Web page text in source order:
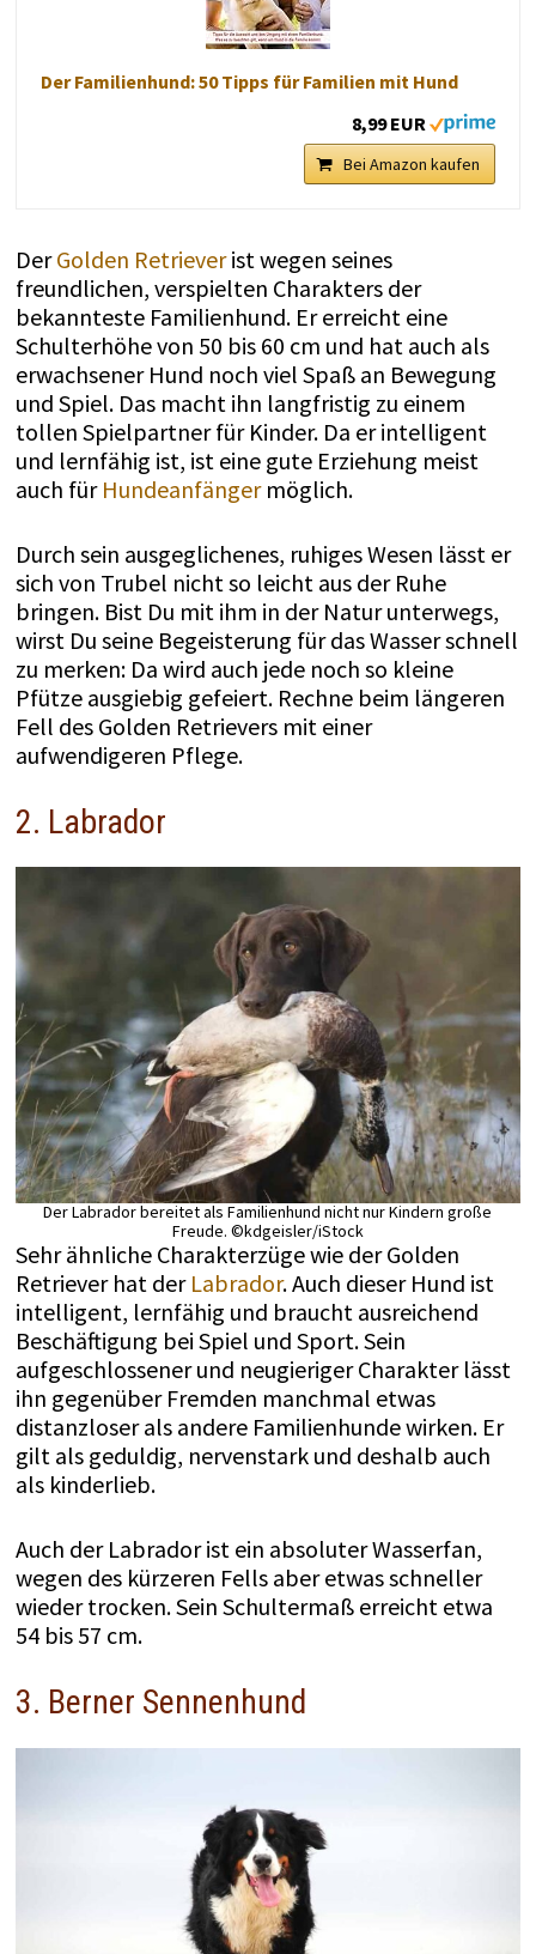
Der Familienhund: 50 Tipps für Familien mit Hund
8,99 EUR
Bei Amazon kaufen
DerGolden Retrieverist wegen seines
freundlichen, verspielten Charakters der
bekannteste Familienhund. Er erreicht eine
Schulterhöhe von 50 bis 60 cm und hat auch als
erwachsener Hund noch viel Spaß an Bewegung
und Spiel. Das macht ihn langfristig zu einem
tollen Spielpartner für Kinder. Da er intelligent
und lernfähig ist, ist eine gute Erziehung meist
auch für Hundeanfängermöglich.
Durch sein ausgeglichenes, ruhiges Wesen lässt er
sich von Trubel nicht so leicht aus der Ruhe
bringen. Bist Du mit ihm in der Natur unterwegs,
wirst Du seine Begeisterung für das Wasser schnell
zu merken: Da wird auch jede noch so kleine
Pfütze ausgiebig gefeiert. Rechne beim längeren
Fell des Golden Retrievers mit einer
aufwendigeren Pflege.
2. Labrador
Der Labrador bereitet als Familienhund nicht nur Kindern große
Freude. ©kdgeisler/iStock
Sehr ähnliche Charakterzüge wie der Golden
Retriever hat der Labrador. Auch dieser Hund ist
intelligent, lernfähig und braucht ausreichend
Beschäftigung bei Spiel und Sport. Sein
aufgeschlossener und neugieriger Charakter lässt
ihn gegenüber Fremden manchmal etwas
distanzloser als andere Familienhunde wirken. Er
gilt als geduldig, nervenstark und deshalb auch
als kinderlieb.
Auch der Labrador ist ein absoluter Wasserfan,
wegen des kürzeren Fells aber etwas schneller
wieder trocken. Sein Schultermaß erreicht etwa
54 bis 57 cm.
3. Berner Sennenhund